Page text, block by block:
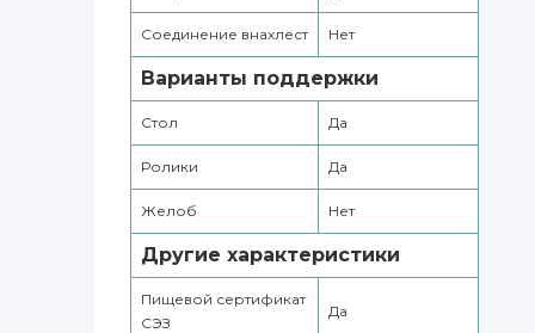
Соединение внахлест Нет
Варианты поддержки
Стол Да
Ролики Да
Желоб Нет
Другие характеристики
Пищевой сертификат
СЭЗ
Да